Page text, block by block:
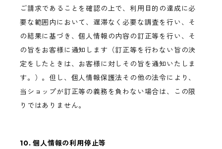
ご請求であることを確認の上で、利用目的の達成に必
要な範囲内において、遅滞なく必要な調査を行い、そ
の結果に基づき、個人情報の内容の訂正等を行い、そ
の旨をお客様に通知します（訂正等を行わない旨の決
定をしたときは、お客様に対しその旨を通知いたしま
す。）。但し、個人情報保護法その他の法令により、
当ショップが訂正等の義務を負わない場合は、この限
りではありません。
10. 個人情報の利用停止等